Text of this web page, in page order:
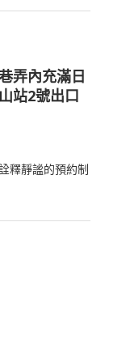
弄內充滿日
站2號出口
釋靜謐的預約制